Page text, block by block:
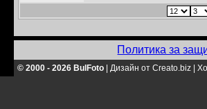
Политика за
© 2000 - 2026 BulFoto Дизайн от Creato.biz